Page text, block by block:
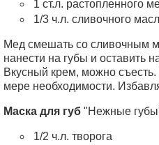
1 ст.л. растопленного
1/3 ч.л. сливочного
Мед смешать со сливочным
нанести на губы и оставить
Вкусный крем, можно
мере необходимости.
Маска для губ "Нежные
1/2 ч.л. творога